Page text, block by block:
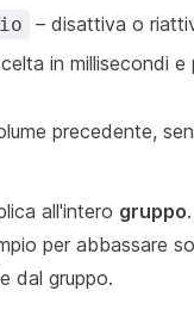
– disattiva o
in millisecondi
precedente,
all'intero gruppo
per abbassare
dal gruppo.